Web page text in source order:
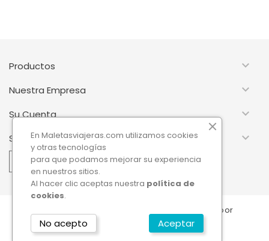
Productos 
Nuestra Empresa 
Su Cuenta 
Suscripción Newsletter 
© 2026 - Software Ecommerce desarrollado por
PrestaShop™
En Maletasviajeras.com utilizamos cookies
y otras tecnologías
para que podamos mejorar su experiencia
en nuestros sitios.
Al hacer clic aceptas nuestra política de
cookies.
Aceptar
No acepto